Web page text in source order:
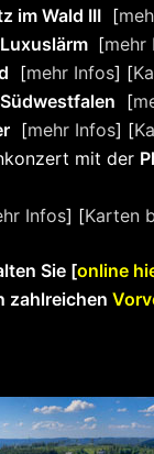
im Wald III [
[mehr
[mehr Infos] [
[
[mehr Infos] [
mit der
Infos] [Karten
Sie [online
zahlreichen